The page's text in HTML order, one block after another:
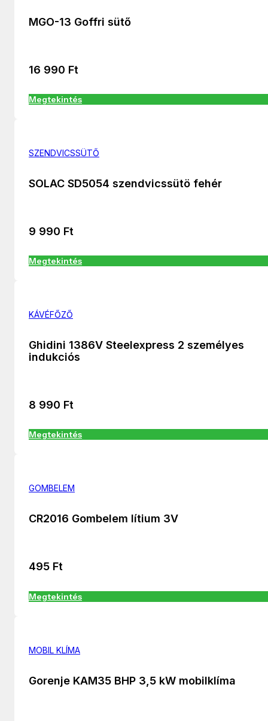
MGO-13 Goffri sütő
16 990 Ft
Megtekintés
SZENDVICSSÜTŐ
SOLAC SD5054 szendvicssütö fehér
9 990 Ft
Megtekintés
KÁVÉFŐZŐ
Ghidini 1386V Steelexpress 2 személyes
indukciós
8 990 Ft
Megtekintés
GOMBELEM
CR2016 Gombelem lítium 3V
495 Ft
Megtekintés
MOBIL KLÍMA
Gorenje KAM35 BHP 3,5 kW mobilklíma